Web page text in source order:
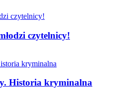
czytelnicy!
Historia kryminalna